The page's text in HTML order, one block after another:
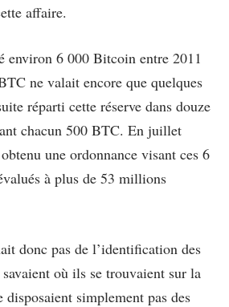
affaire.
environ 6 000 Bitcoin entre 2011
ne valait encore que quelques
réparti cette réserve dans douze
chacun 500 BTC. En juillet
une ordonnance visant ces 6
à plus de 53 millions
donc pas de l’identification des
où ils se trouvaient sur la
simplement pas des